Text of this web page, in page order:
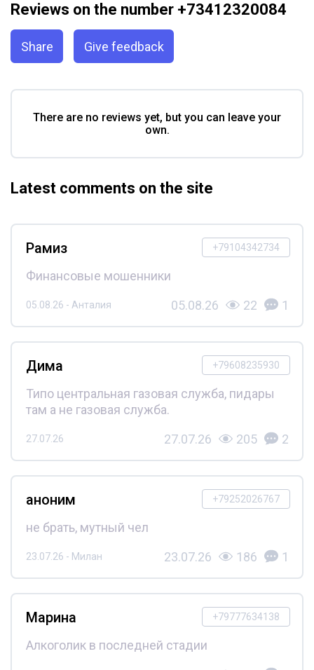
Reviews on the number +73412320084
Share Give feedback
There are no reviews yet, but you can leave your
own.
Latest comments on the site
+79104342734
Рамиз
Финансовые мошенники
05.08.26 - Анталия 05.08.26 22 1
+79608235930
Дима
Типо центральная газовая служба, пидары
там а не газовая служба.
27.07.26 27.07.26 205 2
+79252026767
аноним
не брать, мутный чел
23.07.26 - Милан 23.07.26 186 1
+79777634138
Марина
Алкоголик в последней стадии